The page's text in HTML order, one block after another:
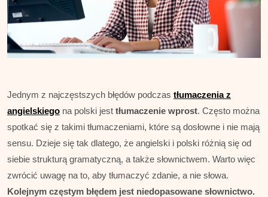
Jednym z najczęstszych błędów podczas tłumaczenia z
angielskiego na polski jest tłumaczenie wprost. Często można
spotkać się z takimi tłumaczeniami, które są dosłowne i nie mają
sensu. Dzieje się tak dlatego, że angielski i polski różnią się od
siebie strukturą gramatyczną, a także słownictwem. Warto więc
zwrócić uwagę na to, aby tłumaczyć zdanie, a nie słowa.
Kolejnym częstym błędem jest niedopasowane słownictwo.